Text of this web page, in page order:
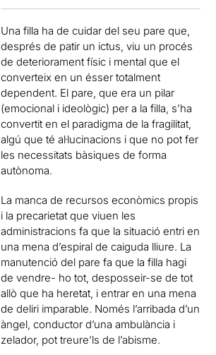
Una filla ha de cuidar del seu pare que,
després de patir un ictus, viu un procés
de deteriorament físic i mental que el
converteix en un ésser totalment
dependent. El pare, que era un pilar
(emocional i ideològic) per a la filla, s’ha
convertit en el paradigma de la fragilitat,
algú que té al·lucinacions i que no pot fer
les necessitats bàsiques de forma
autònoma.
La manca de recursos econòmics propis
i la precarietat que viuen les
administracions fa que la situació entri en
una mena d’espiral de caiguda lliure. La
manutenció del pare fa que la filla hagi
de vendre- ho tot, desposseir-se de tot
allò que ha heretat, i entrar en una mena
de deliri imparable. Només l’arribada d’un
àngel, conductor d’una ambulància i
zelador, pot treure’ls de l’abisme.